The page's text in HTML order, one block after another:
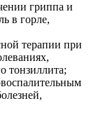
гриппа и
в горле,
терапии при
тонзиллита;